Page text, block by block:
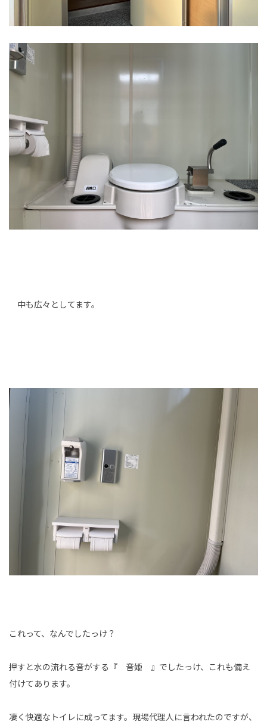
中も広々としてます。
これって、なんでしたっけ？
押すと水の流れる音がする『 音姫 』でしたっけ、これも備え
付けてあります。
凄く快適なトイレに成ってます。現場代理人に言われたのですが、